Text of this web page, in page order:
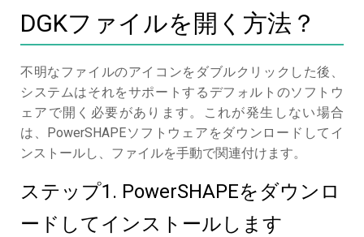
DGKファイルを開く方法？
不明なファイルのアイコンをダブルクリックした後、
システムはそれをサポートするデフォルトのソフトウ
ェアで開く必要があります。これが発生しない場合
は、PowerSHAPEソフトウェアをダウンロードしてイ
ンストールし、ファイルを手動で関連付けます。
ステップ1. PowerSHAPEをダウンロ
ードしてインストールします